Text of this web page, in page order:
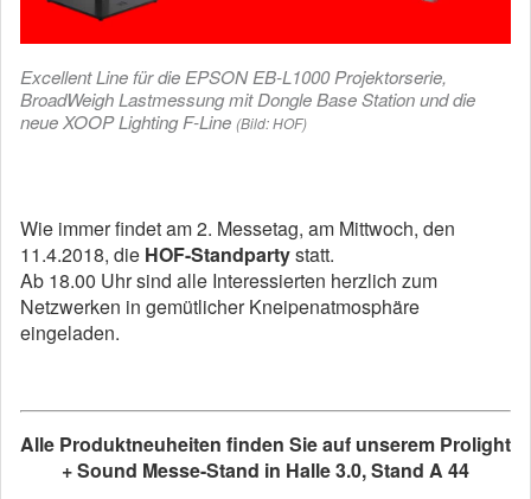
Excellent Line für die EPSON EB-L1000 Projektorserie,
BroadWeigh Lastmessung mit Dongle Base Station und die
neue XOOP Lighting F-Line (Bild: HOF)
Wie immer findet am 2. Messetag, am Mittwoch, den
11.4.2018, die HOF-Standpartystatt.
Ab 18.00 Uhr sind alle Interessierten herzlich zum
Netzwerken in gemütlicher Kneipenatmosphäre
eingeladen.
Alle Produktneuheiten finden Sie auf unserem Prolight
+ Sound Messe-Stand in Halle 3.0, Stand A 44